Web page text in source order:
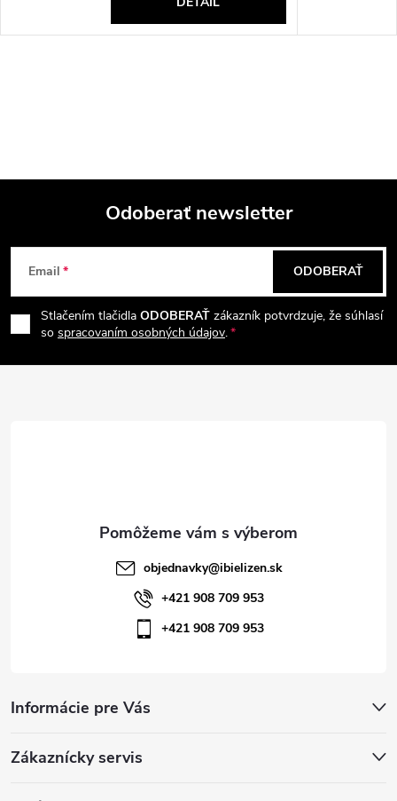
Z
á
p
Odoberať newsletter
Email
Stlačením tlačidla ODOBERAŤ zákazník potvrdzuje, že súhlasí
so spracovaním osobných údajov.
ODOBERAŤ
Informácie pre Vás
Zákaznícky servis
objednavky@ibielizen.sk
+421 908 709 953
+421 908 709 953